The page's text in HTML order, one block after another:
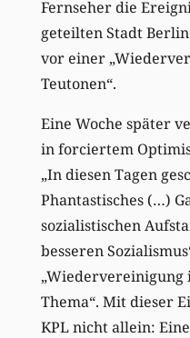
Fernseher die
geteilten Stadt
vor einer
Teutonen“.
Eine Woche später
in forciertem
„In diesen Tagen
Phantastisches (…)
sozialistischen
besseren
„Wiedervereinigung
Thema“. Mit dieser
KPL nicht allein: